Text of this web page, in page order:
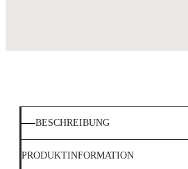
BESCHREIBUNG
PRODUKTINFORMATION